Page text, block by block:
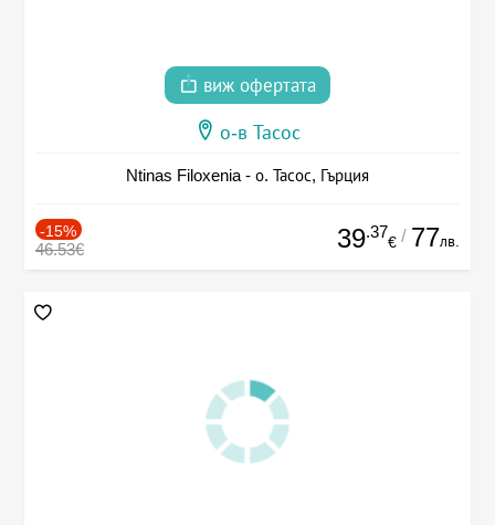
виж офертата
о-в Тасос
Ntinas Filoxenia - о. Тасос, Гърция
-15%
46.53€ 39.37
€ / 77лв.